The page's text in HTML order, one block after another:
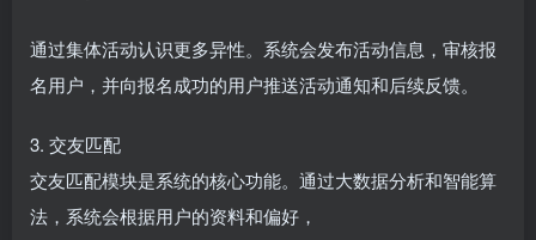
通过集体活动认识更多异性。系统会发布活动信息，审核报
名用户，并向报名成功的用户推送活动通知和后续反馈。
3. 交友匹配
交友匹配模块是系统的核心功能。通过大数据分析和智能算
法，系统会根据用户的资料和偏好，